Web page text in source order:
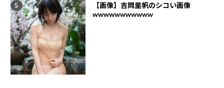
【画像】吉岡里帆のシコい画像
wwwwwwwwwww